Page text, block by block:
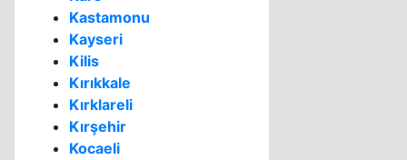
Kastamonu
Kayseri
Kilis
Kırıkkale
Kırklareli
Kırşehir
Kocaeli